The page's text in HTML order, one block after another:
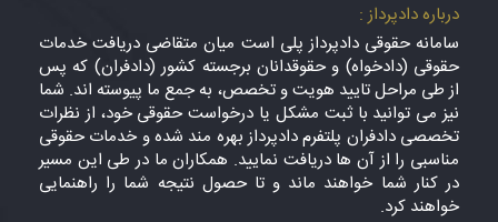
درباره دادپرداز :
سامانه حقوقی دادپرداز پلی است میان متقاضی دریافت خدمات
حقوقی (دادخواه) و حقوقدانان برجسته کشور (دادفران) که پس
از طی مراحل تایید هویت و تخصص، به جمع ما پیوسته اند. شما
نیز می توانید با ثبت مشکل یا درخواست حقوقی خود، از نظرات
تخصصی دادفران پلتفرم دادپرداز بهره مند شده و خدمات حقوقی
مناسبی را از آن ها دریافت نمایید. همکاران ما در طی این مسیر
در کنار شما خواهند ماند و تا حصول نتیجه شما را راهنمایی
خواهند کرد.